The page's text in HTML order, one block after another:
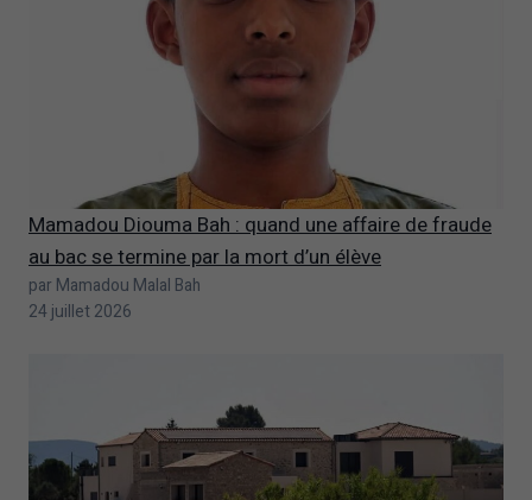
Mamadou Diouma Bah : quand une affaire de fraude
au bac se termine par la mort d’un élève
par Mamadou Malal Bah
24 juillet 2026